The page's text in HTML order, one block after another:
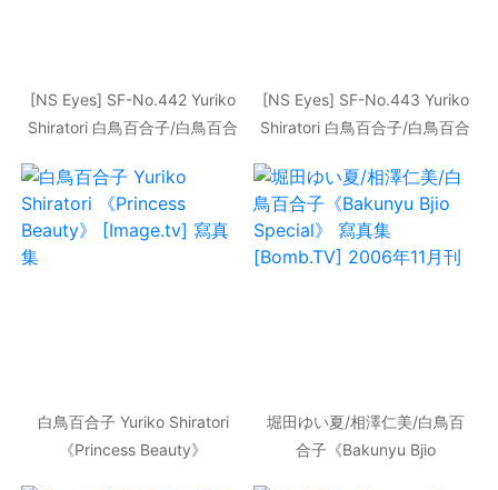
[NS Eyes] SF-No.442 Yuriko
Shiratori 白鳥百合子/白鳥百合
[NS Eyes] SF-No.443 Yuriko
Shiratori 白鳥百合子/白鳥百合
白鳥百合子 Yuriko Shiratori
《Princess Beauty》
堀田ゆい夏/相澤仁美/白鳥百
合子《Bakunyu Bjio